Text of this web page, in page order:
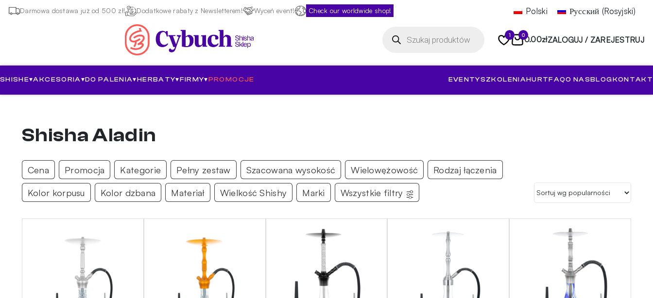
Darmowa dostawa już od 500 zł! Dodatkowe rabaty z Newsletterem! Wyceń event! Check our worldwide shop! Polski Русский (Rosyjski)
produktów 1 00.00złZALOGUJ / ZAREJESTRUJ
SHISHE▾AKCESORIA▾DO PALENIA▾HERBATY▾FIRMY▾PROMOCJE EVENTYSZKOLENIAHURTFAQO NASBLOGKONTAKT
Shisha Aladin
Cena Promocja Kategorie Pełny zestaw Szacowana wysokość Wielowężowość Rodzaj łączenia
Kolor korpusu Kolor dzbana Materiał Wielkość Shishy Marki Wszystkie filtry